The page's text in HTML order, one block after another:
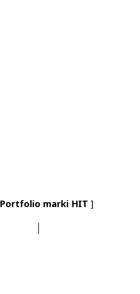
Portfolio marki HIT ]